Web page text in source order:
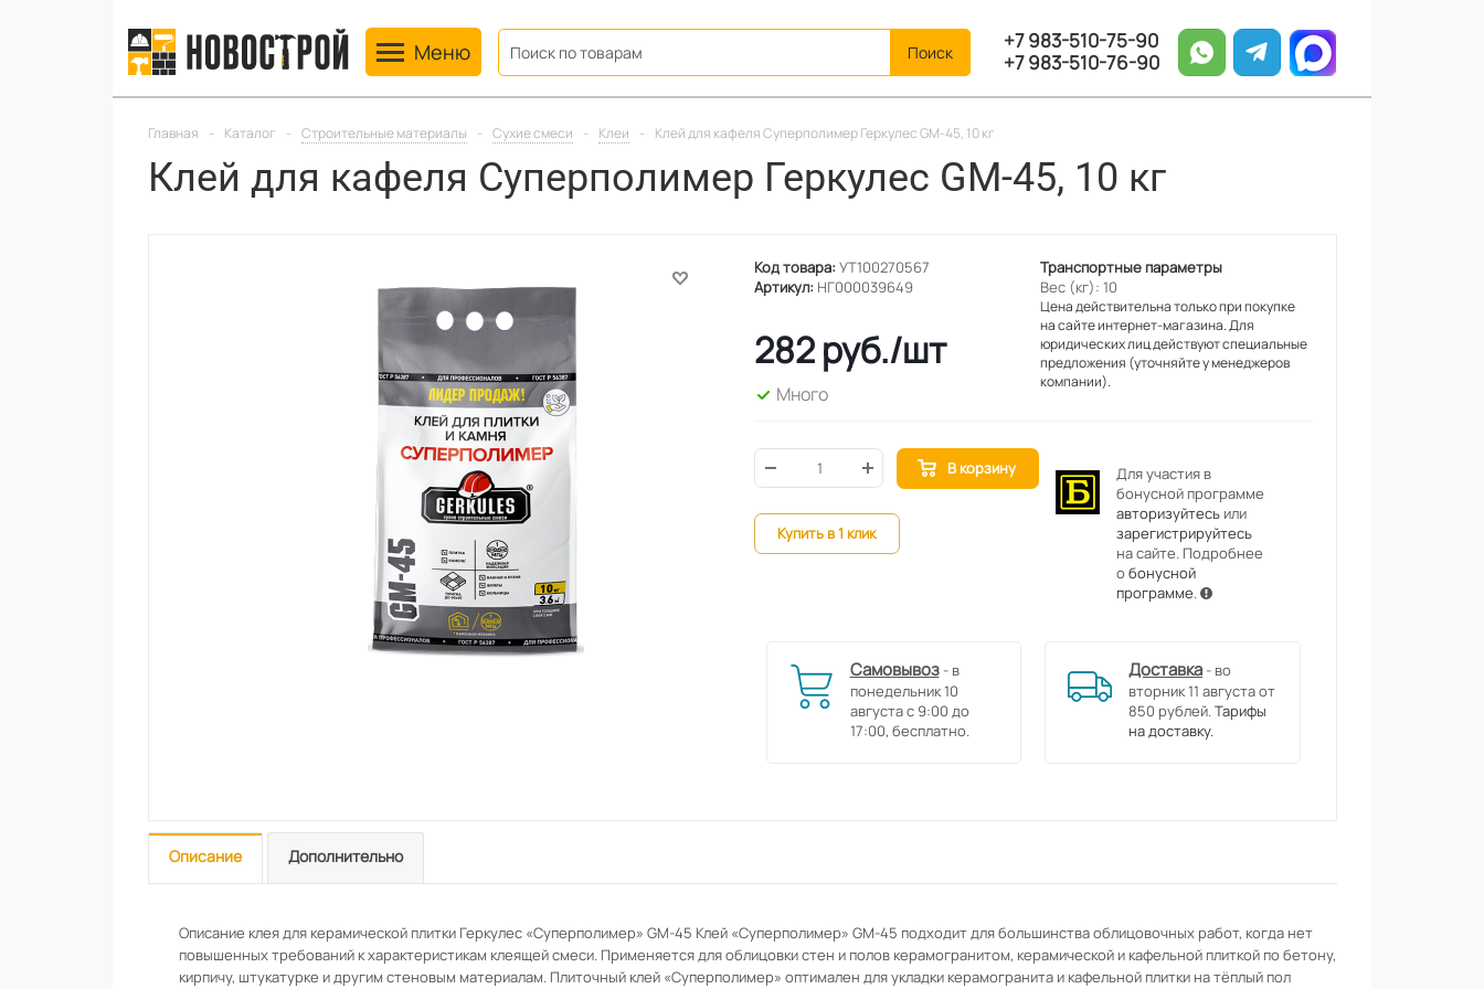
Toggle navigation
Меню
+7 983-510-75-90
+7 983-510-76-90
Главная - Каталог - Строительные материалы - Сухие смеси - Клеи - Клей для кафеля Суперполимер Геркулес GM-45, 10 кг
Клей для кафеля Суперполимер Геркулес GM-45, 10 кг
Код товара: УТ100270567
Артикул: НГ000039649
282руб./шт
Много
Транспортные параметры
Вес (кг): 10
Цена действительна только при покупке
на сайте интернет-магазина. Для
юридических лиц действуют специальные
предложения (уточняйте у менеджеров
компании).
В корзину
Купить в 1 клик
Для участия в
бонусной программе
авторизуйтесьили
зарегистрируйтесь
на сайте. Подробнее
обонусной
программе.
Самовывоз- в
понедельник 10
августа с 9:00 до
17:00, бесплатно.
Доставка - во
вторник 11 августа от
850 рублей.Тарифы
на доставку.
Описание Дополнительно
Описание клея для керамической плитки Геркулес «Суперполимер» GM-45 Клей «Суперполимер» GM-45 подходит для большинства облицовочных работ, когда нет
повышенных требований к характеристикам клеящей смеси. Применяется для облицовки стен и полов керамогранитом, керамической и кафельной плиткой по бетону,
кирпичу, штукатурке и другим стеновым материалам. Плиточный клей «Суперполимер» оптимален для укладки керамогранита и кафельной плитки на тёплый пол